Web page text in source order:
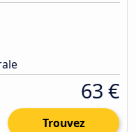
63 €
Trouvez